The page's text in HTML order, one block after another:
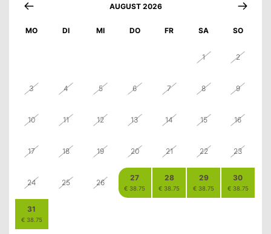
AUGUST 2026
MO DI MI DO FR SA SO
1 2
3 4 5 6 7 8 9
10 11 12 13 14 15 16
17 18 19 20 21 22 23
24 25 26
27
€ 38.75
28
€ 38.75
29
€ 38.75
30
€ 38.75
31
€ 38.75